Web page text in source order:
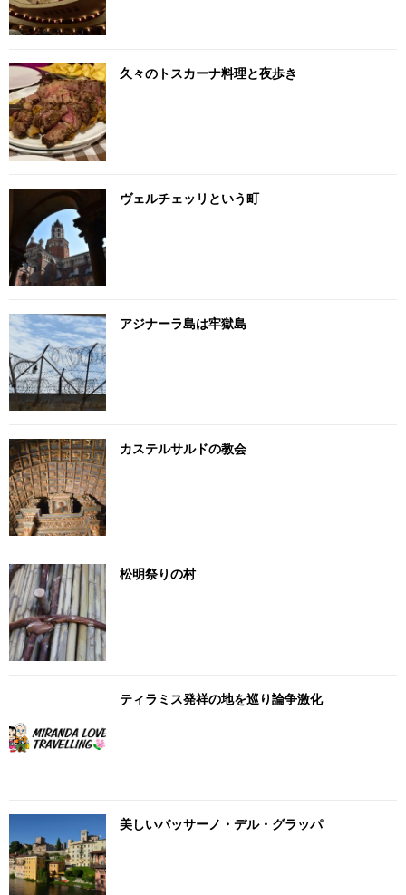
久々のトスカーナ料理と夜歩き
ヴェルチェッリという町
アジナーラ島は牢獄島
カステルサルドの教会
松明祭りの村
ティラミス発祥の地を巡り論争激化
美しいバッサーノ・デル・グラッパ